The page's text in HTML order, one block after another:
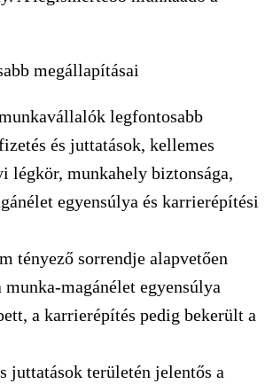
megállapításai
legfontosabb
és juttatások, kellemes
légkör, munkahely biztonsága,
egyensúlya és karrierépítési
tényező sorrendje alapvetően
munka-magánélet egyensúlya
a karrierépítés pedig bekerült a
juttatások területén jelentős a